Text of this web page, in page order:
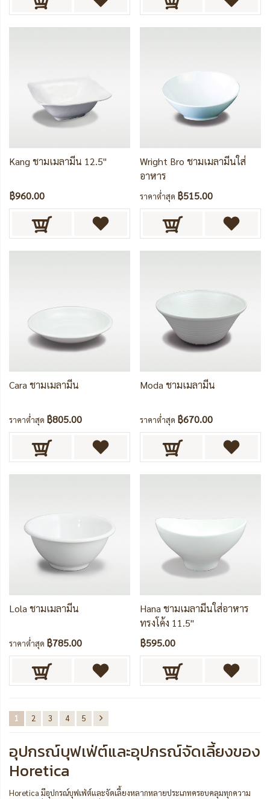
Kang ชามเมลามีน 12.5"
฿960.00
Wright Bro ชามเมลามีนใส่
อาหาร
ราคาต่ำสุด ฿515.00
Cara ชามเมลามีน
ราคาต่ำสุด ฿805.00
Moda ชามเมลามีน
ราคาต่ำสุด ฿670.00
Lola ชามเมลามีน
ราคาต่ำสุด ฿785.00
Hana ชามเมลามีนใส่อาหาร
ทรงโค้ง 11.5"
฿595.00
1 2 3 4 5
อุปกรณ์บุฟเฟ่ต์และอุปกรณ์จัดเลี้ยงของ
Horetica
Horetica มีอุปกรณ์บุฟเฟ่ต์และจัดเลี้ยงหลากหลายประเภทครอบคลุมทุกความ